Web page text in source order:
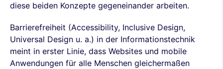
diese beiden Konzepte gegeneinander arbeiten.
Barrierefreiheit (Accessibility, Inclusive Design,
Universal Design u. a.) in der Informationstechnik
meint in erster Linie, dass Websites und mobile
Anwendungen für alle Menschen gleichermaßen